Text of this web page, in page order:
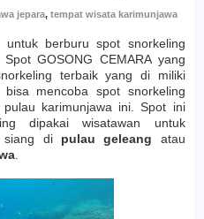
jepara,tempat wisata karimunjawa
berburu spot snorkeling
GOSONG CEMARA yang
terbaik yang di miliki
bisa mencoba spot snorkeling
karimunjawa ini. Spot ini
dipakai wisatawan untuk
siang di pulau geleang atau
.